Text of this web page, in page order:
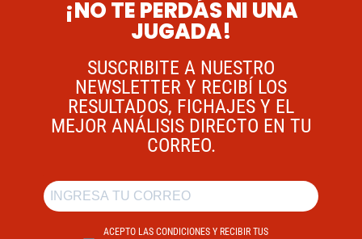
¡NO TE PERDÁS NI UNA
JUGADA!
SUSCRIBITE A NUESTRO
NEWSLETTER Y RECIBÍ LOS
RESULTADOS, FICHAJES Y EL
MEJOR ANÁLISIS DIRECTO EN TU
CORREO.
ACEPTO LAS CONDICIONES Y RECIBIR TUS